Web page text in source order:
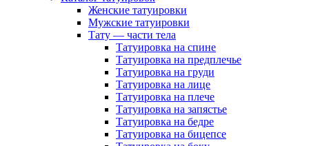
Женские татуировки
Мужские татуировки
Тату — части тела
Татуировка на спине
Татуировка на предплечье
Татуировка на груди
Татуировка на лице
Татуировка на плече
Татуировка на запястье
Татуировка на бедре
Татуировка на бицепсе